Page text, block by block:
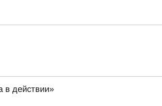
в действии»